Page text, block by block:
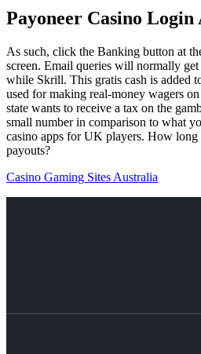
Payoneer Casino Login
As such, click the Banking button at
screen. Email queries will normally
while Skrill. This gratis cash is added
used for making real-money wagers
state wants to receive a tax on the
small number in comparison to what
casino apps for UK players. How long
payouts?
Casino Gaming Sites Australia